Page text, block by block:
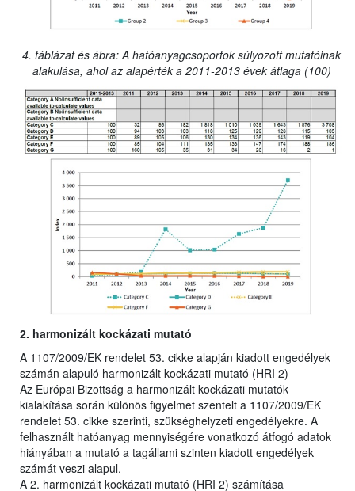
4. táblázat és ábra: A hatóanyagcsoportok súlyozott mutatóinak
alakulása, ahol az alapérték a 2011-2013 évek átlaga (100)
2. harmonizált kockázati mutató
A 1107/2009/EK rendelet 53. cikke alapján kiadott engedélyek
számán alapuló harmonizált kockázati mutató (HRI 2)
Az Európai Bizottság a harmonizált kockázati mutatók
kialakítása során különös figyelmet szentelt a 1107/2009/EK
rendelet 53. cikke szerinti, szükséghelyzeti engedélyekre. A
felhasznált hatóanyag mennyiségére vonatkozó átfogó adatok
hiányában a mutató a tagállami szinten kiadott engedélyek
számát veszi alapul.
A 2. harmonizált kockázati mutató (HRI 2) számítása